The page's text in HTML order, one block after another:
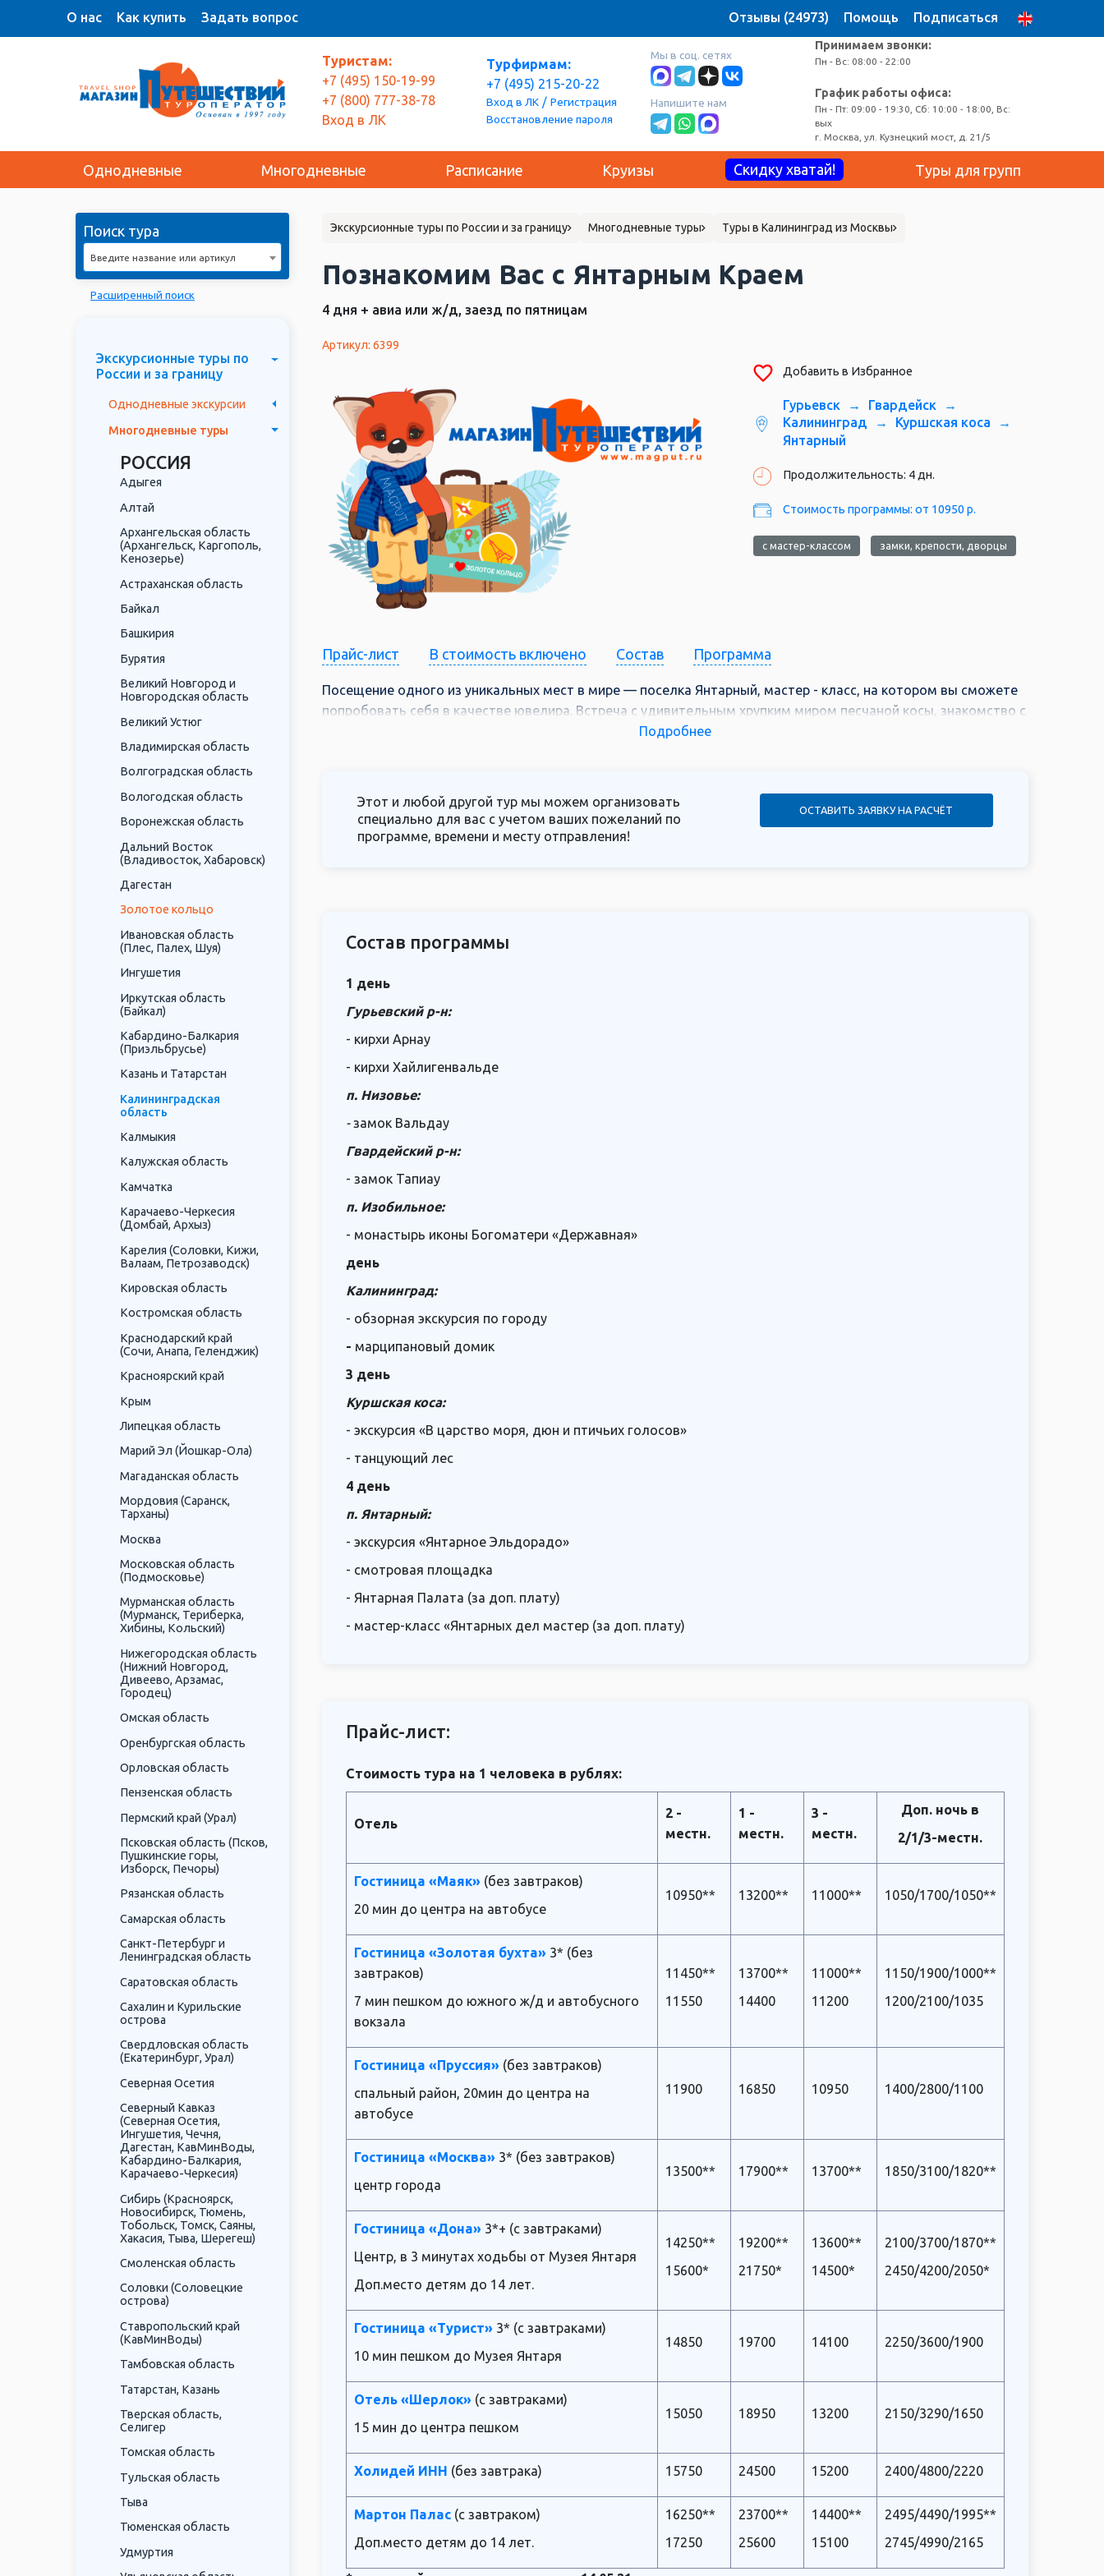
О нас Как купить Задать вопрос Отзывы (24973) Помощь Подписаться
Туристам:
+7 (495) 150-19-99
+7 (800) 777-38-78
Вход в ЛК
Турфирмам:
+7 (495) 215-20-22
Вход в ЛК / Регистрация
Восстановление пароля
Мы в соц. сетях
Напишите нам
Принимаем звонки:
Пн - Вс: 08:00 - 22:00
График работы офиса:
Пн - Пт: 09:00 - 19:30, Сб: 10:00 - 18:00, Вс:
вых
г. Москва, ул. Кузнецкий мост, д. 21/5
Однодневные Многодневные Расписание Круизы Скидку хватай! Туры для групп
Поиск тура
Введите название или артикул
Расширенный поиск
Экскурсионные туры по
России и за границу
Однодневные экскурсии
Многодневные туры
РОССИЯ
Адыгея
Алтай
Архангельская область
(Архангельск, Каргополь,
Кенозерье)
Астраханская область
Байкал
Башкирия
Бурятия
Великий Новгород и
Новгородская область
Великий Устюг
Владимирская область
Волгоградская область
Вологодская область
Воронежская область
Дальний Восток
(Владивосток, Хабаровск)
Дагестан
Золотое кольцо
Ивановская область
(Плес, Палех, Шуя)
Ингушетия
Иркутская область
(Байкал)
Кабардино-Балкария
(Приэльбрусье)
Казань и Татарстан
Калининградская
область
Калмыкия
Калужская область
Камчатка
Карачаево-Черкесия
(Домбай, Архыз)
Карелия (Соловки, Кижи,
Валаам, Петрозаводск)
Кировская область
Костромская область
Краснодарский край
(Сочи, Анапа, Геленджик)
Красноярский край
Крым
Липецкая область
Марий Эл (Йошкар-Ола)
Магаданская область
Мордовия (Саранск,
Тарханы)
Москва
Московская область
(Подмосковье)
Мурманская область
(Мурманск, Териберка,
Хибины, Кольский)
Нижегородская область
(Нижний Новгород,
Дивеево, Арзамас,
Городец)
Омская область
Оренбургская область
Орловская область
Пензенская область
Пермский край (Урал)
Псковская область (Псков,
Пушкинские горы,
Изборск, Печоры)
Рязанская область
Самарская область
Санкт-Петербург и
Ленинградская область
Саратовская область
Сахалин и Курильские
острова
Свердловская область
(Екатеринбург, Урал)
Северная Осетия
Северный Кавказ
(Северная Осетия,
Ингушетия, Чечня,
Дагестан, КавМинВоды,
Кабардино-Балкария,
Карачаево-Черкесия)
Сибирь (Красноярск,
Новосибирск, Тюмень,
Тобольск, Томск, Саяны,
Хакасия, Тыва, Шерегеш)
Смоленская область
Соловки (Соловецкие
острова)
Ставропольский край
(КавМинВоды)
Тамбовская область
Татарстан, Казань
Тверская область,
Селигер
Томская область
Тульская область
Тыва
Тюменская область
Удмуртия
Экскурсионные туры по России и за границу Многодневные туры Туры в Калининград из Москвы
Познакомим Вас с Янтарным Краем
4 дня + авиа или ж/д, заезд по пятницам
Артикул: 6399
Добавить в Избранное
Гурьевск
Гвардейск
Калининград
Куршская коса
Янтарный
Продолжительность: 4 дн.
Стоимость программы: от 10950 р.
с мастер-классом замки, крепости, дворцы
Прайс-лист В стоимость включено Состав Программа
Посещение одного из уникальных мест в мире — поселка Янтарный, мастер - класс, на котором вы сможете
попробовать себя в качестве ювелира. Встреча с удивительным хрупким миром песчаной косы, знакомство с
городом двух имен – Кёнигсберг и Калининград – реальным и мифическим, где у каждой улицы есть два
Подробнее
Этот и любой другой тур мы можем организовать
специально для вас с учетом ваших пожеланий по
программе, времени и месту отправления!
ОСТАВИТЬ ЗАЯВКУ НА РАСЧЁТ
Состав программы
1 день
Гурьевский р-н:
- кирхи Арнау
- кирхи Хайлигенвальде
п. Низовье:
-замок Вальдау
Гвардейский р-н:
- замок Тапиау
п. Изобильное:
- монастырь иконы Богоматери «Державная»
день
Калининград:
- обзорная экскурсия по городу
- марципановый домик
3 день
Куршская коса:
- экскурсия «В царство моря, дюн и птичьих голосов»
- танцующий лес
4 день
п. Янтарный:
- экскурсия «Янтарное Эльдорадо»
- смотровая площадка
- Янтарная Палата (за доп. плату)
- мастер-класс «Янтарных дел мастер (за доп. плату)
Прайс-лист:
Стоимость тура на 1 человека в рублях:
Отель
2 -
местн.
1 -
местн.
3 -
местн.
Доп. ночь в
2/1/3-местн.
Гостиница «Маяк»(без завтраков)
20 мин до центра на автобусе
10950** 13200** 11000** 1050/1700/1050**
Гостиница «Золотая бухта»3* (без
завтраков)
7 мин пешком до южного ж/д и автобусного
вокзала
11450**
11550
13700**
14400
11000**
11200
1150/1900/1000**
1200/2100/1035
Гостиница «Пруссия»(без завтраков)
спальный район, 20мин до центра на
автобусе
11900 16850 10950 1400/2800/1100
Гостиница «Москва»3* (без завтраков)
центр города
13500** 17900** 13700** 1850/3100/1820**
Гостиница «Дона»3*+ (с завтраками)
Центр, в 3 минутах ходьбы от Музея Янтаря
Доп.место детям до 14 лет.
14250**
15600*
19200**
21750*
13600**
14500*
2100/3700/1870**
2450/4200/2050*
Гостиница «Турист»3* (с завтраками)
10 мин пешком до Музея Янтаря
14850 19700 14100 2250/3600/1900
Отель «Шерлок»(с завтраками)
15 мин до центра пешком
15050 18950 13200 2150/3290/1650
Холидей ИНН (без завтрака) 15750 24500 15200 2400/4800/2220
Мартон Палас(с завтраком)
Доп.место детям до 14 лет.
16250**
17250
23700**
25600
14400**
15100
2495/4490/1995**
2745/4990/2165